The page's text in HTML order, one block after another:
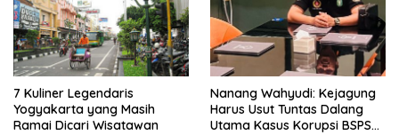
7 Kuliner Legendaris
Yogyakarta yang Masih
Ramai Dicari Wisatawan
Nanang Wahyudi: Kejagung
Harus Usut Tuntas Dalang
Utama Kasus Korupsi BSPS